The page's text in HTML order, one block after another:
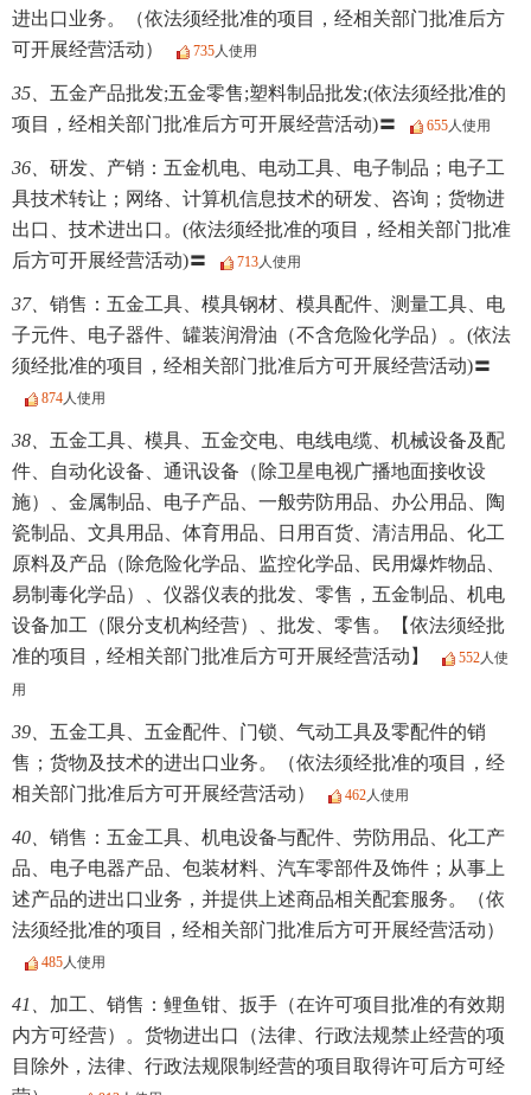
进出口业务。（依法须经批准的项目，经相关部门批准后方
可开展经营活动）
735人使用
35、 五金产品批发;五金零售;塑料制品批发;(依法须经批准的
项目，经相关部门批准后方可开展经营活动)〓
655人使用
36、 研发、产销：五金机电、电动工具、电子制品；电子工
具技术转让；网络、计算机信息技术的研发、咨询；货物进
出口、技术进出口。(依法须经批准的项目，经相关部门批准
后方可开展经营活动)〓
713人使用
37、 销售：五金工具、模具钢材、模具配件、测量工具、电
子元件、电子器件、罐装润滑油（不含危险化学品）。(依法
须经批准的项目，经相关部门批准后方可开展经营活动)〓
874人使用
38、 五金工具、模具、五金交电、电线电缆、机械设备及配
件、自动化设备、通讯设备（除卫星电视广播地面接收设
施）、金属制品、电子产品、一般劳防用品、办公用品、陶
瓷制品、文具用品、体育用品、日用百货、清洁用品、化工
原料及产品（除危险化学品、监控化学品、民用爆炸物品、
易制毒化学品）、仪器仪表的批发、零售，五金制品、机电
设备加工（限分支机构经营）、批发、零售。【依法须经批
准的项目，经相关部门批准后方可开展经营活动】
552人使
用
39、 五金工具、五金配件、门锁、气动工具及零配件的销
售；货物及技术的进出口业务。（依法须经批准的项目，经
相关部门批准后方可开展经营活动）
462人使用
40、 销售：五金工具、机电设备与配件、劳防用品、化工产
品、电子电器产品、包装材料、汽车零部件及饰件；从事上
述产品的进出口业务，并提供上述商品相关配套服务。（依
法须经批准的项目，经相关部门批准后方可开展经营活动）
485人使用
41、 加工、销售：鲤鱼钳、扳手（在许可项目批准的有效期
内方可经营）。货物进出口（法律、行政法规禁止经营的项
目除外，法律、行政法规限制经营的项目取得许可后方可经